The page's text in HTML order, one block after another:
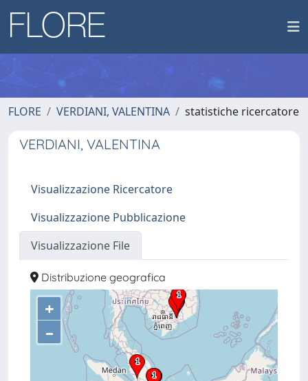
FLORE VERDIANI, VALENTINA statistiche ricercatore
VERDIANI, VALENTINA
Visualizzazione Ricercatore
Visualizzazione Pubblicazione
Visualizzazione File
Distribuzione geografica
+
–